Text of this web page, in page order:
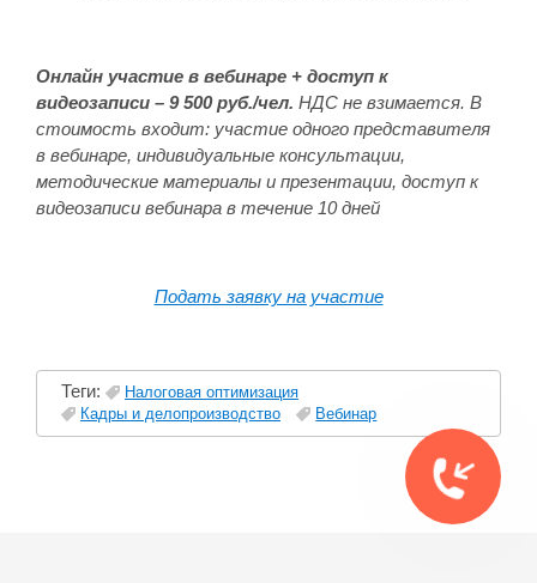
Онлайн участие в вебинаре + доступ к
видеозаписи – 9 500 руб./чел. НДС не взимается. В
стоимость входит: участие одного представителя
в вебинаре, индивидуальные консультации,
методические материалы и презентации, доступ к
видеозаписи вебинара в течение 10 дней
Подать заявку на участие
Теги:
Налоговая оптимизация
Кадры и делопроизводство
Вебинар